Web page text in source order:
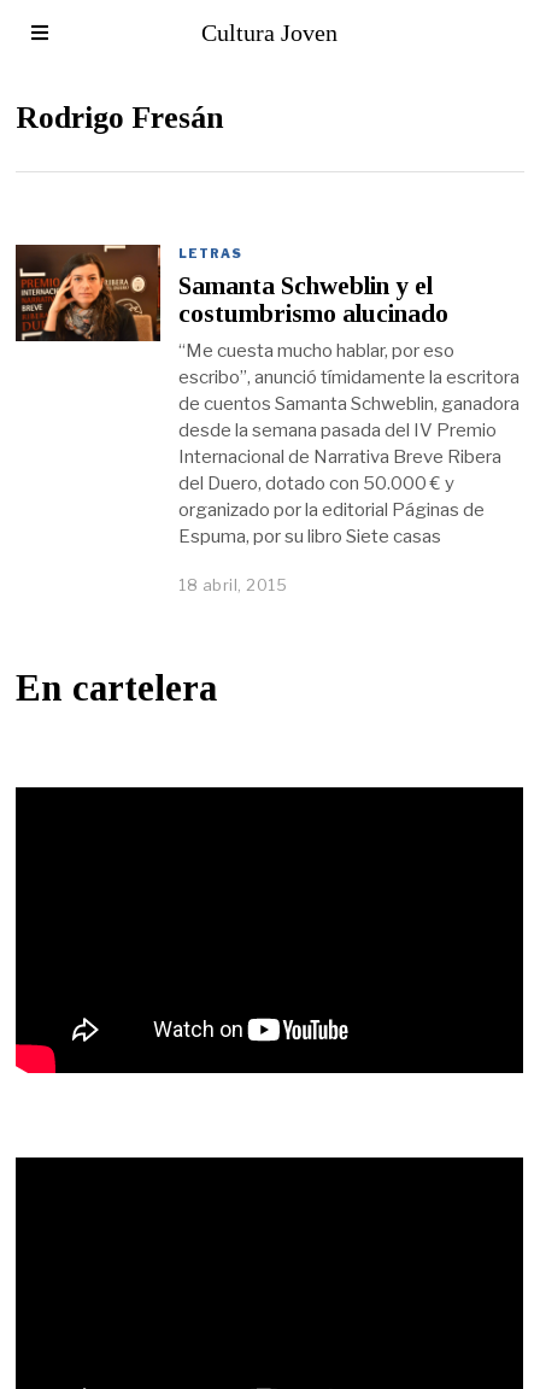
Cultura Joven
Rodrigo Fresán
LETRAS
Samanta Schweblin y el
costumbrismo alucinado
“Me cuesta mucho hablar, por eso
escribo”, anunció tímidamente la escritora
de cuentos Samanta Schweblin, ganadora
desde la semana pasada del IV Premio
Internacional de Narrativa Breve Ribera
del Duero, dotado con 50.000 € y
organizado por la editorial Páginas de
Espuma, por su libro Siete casas
18 abril, 2015
En cartelera